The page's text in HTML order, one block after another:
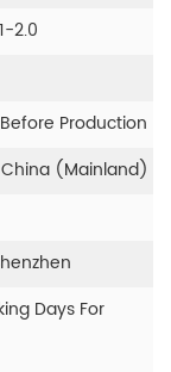
2.0
Production
(Mainland)
Days For